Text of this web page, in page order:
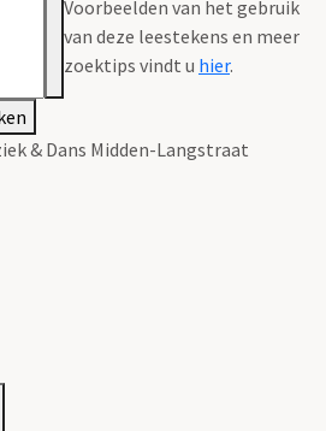
Voorbeelden van het gebruik
van deze leestekens en meer
zoektips vindt u hier.
& Dans Midden-Langstraat